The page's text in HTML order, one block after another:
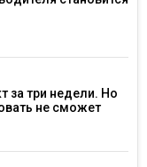
за три недели. Но
не сможет